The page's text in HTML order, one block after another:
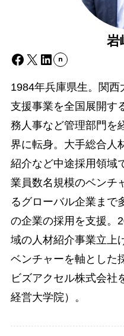
岩
Facebook
X LinkedIn
1984年兵庫県生。関
支援事業を全国展開す
務人事など管理部門を
界に転身。大手総合人
紹介など中途採用領域
業員数名規模のベンチ
るグローバル企業まで
の企業の採用を支援。
域の人材紹介事業立上
ベンチャーを軸とした
ビズアクセル株式会社
経営大学院）。